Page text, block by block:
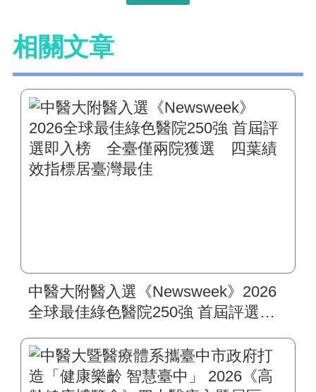
相關文章
中醫大附醫入選《Newsweek》2026
全球最佳綠色醫院250強 首屆評選即
標居臺灣最佳